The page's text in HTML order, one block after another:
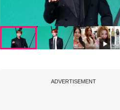
ADVERTISEMENT